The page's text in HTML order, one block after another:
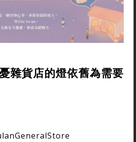
雜貨店的燈依舊為需要